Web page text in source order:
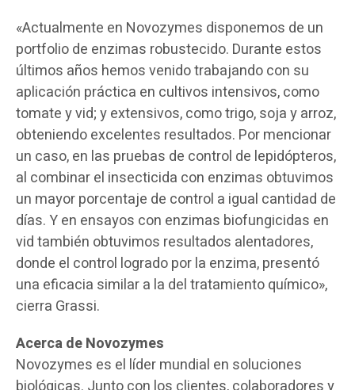
«Actualmente en Novozymes disponemos de un
portfolio de enzimas robustecido. Durante estos
últimos años hemos venido trabajando con su
aplicación práctica en cultivos intensivos, como
tomate y vid; y extensivos, como trigo, soja y arroz,
obteniendo excelentes resultados. Por mencionar
un caso, en las pruebas de control de lepidópteros,
al combinar el insecticida con enzimas obtuvimos
un mayor porcentaje de control a igual cantidad de
días. Y en ensayos con enzimas biofungicidas en
vid también obtuvimos resultados alentadores,
donde el control logrado por la enzima, presentó
una eficacia similar a la del tratamiento químico»,
cierra Grassi.
Acerca de Novozymes
Novozymes es el líder mundial en soluciones